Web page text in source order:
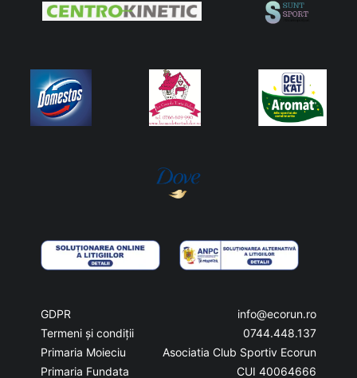
GDPR
Termeni și condiții
Primaria Moieciu
Primaria Fundata
info@ecorun.ro
0744.448.137
Asociatia Club Sportiv Ecorun
CUI 40064666